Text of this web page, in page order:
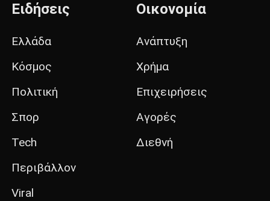
Ειδήσεις
Ελλάδα
Κόσμος
Πολιτική
Σπορ
Tech
Περιβάλλον
Viral
Οικονομία
Ανάπτυξη
Χρήμα
Επιχειρήσεις
Αγορές
Διεθνή